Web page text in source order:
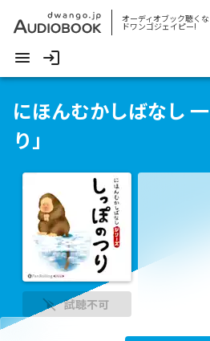
オーディオブック聴く
ドワンゴジェイピー!
にほんむかしばなし
り」
試聴不可